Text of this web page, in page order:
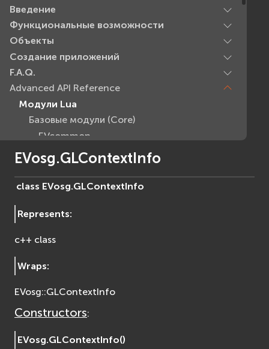
Введение
Функциональные возможности
Объекты
Создание приложений
F.A.Q.
Advanced API Reference
Модули Lua
Базовые модули (Core)
EVcommon
evar2
evlua
evxml
EVosg
EVosgGA
EVosgShadow
EVosgText
EVosgViewer
EVosg.GLContextInfo
class EVosg.GLContextInfo
Represents:
c++ class
Wraps:
EVosg::GLContextInfo
Constructors:
EVosg.GLContextInfo()